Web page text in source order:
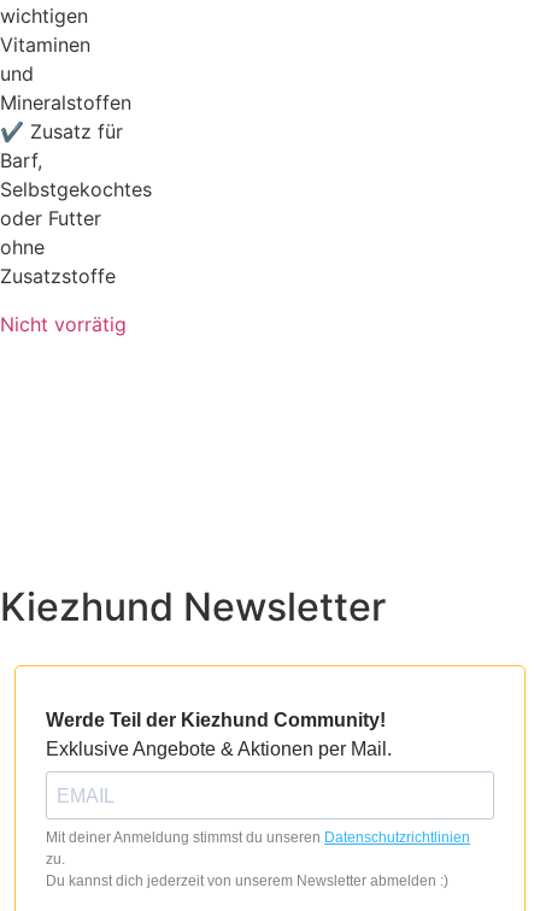
wichtigen
Vitaminen
und
Mineralstoffen
✔ Zusatz für
Barf,
Selbstgekochtes
oder Futter
ohne
Zusatzstoffe
Nicht vorrätig
Kiezhund Newsletter
Werde Teil der Kiezhund Community!
Exklusive Angebote & Aktionen per Mail.
Mit deiner Anmeldung stimmst du unseren Datenschutzrichtlinien
zu.
Du kannst dich jederzeit von unserem Newsletter abmelden :)